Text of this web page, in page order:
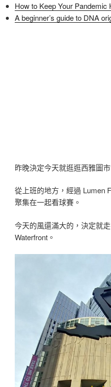
How to Keep Your
A beginner’s guide to DNA
昨晚決定今天就逛逛西雅圖
從上班的地方，經過 Lumen
聚集在一起看球賽。
今天的風還滿大的，決定就
Waterfront。